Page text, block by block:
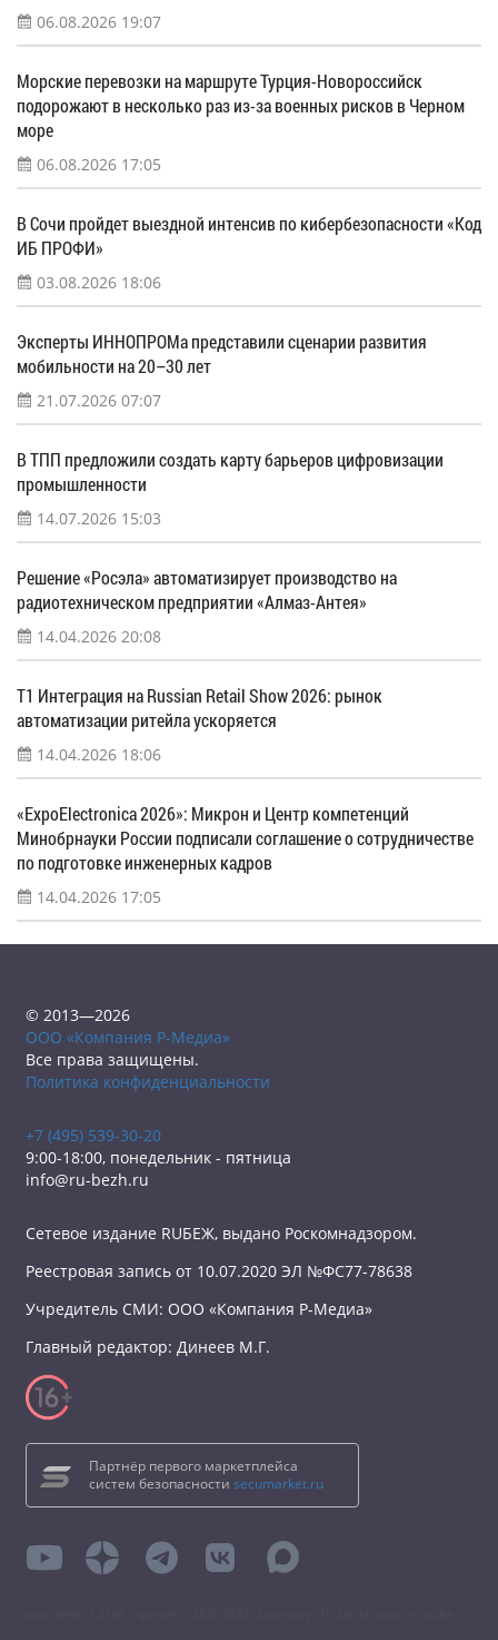
06.08.2026 19:07
Морские перевозки на маршруте Турция-Новороссийск
подорожают в несколько раз из-за военных рисков в Черном
море
06.08.2026 17:05
В Сочи пройдет выездной интенсив по кибербезопасности «Код
ИБ ПРОФИ»
03.08.2026 18:06
Эксперты ИННОПРОМа представили сценарии развития
мобильности на 20–30 лет
21.07.2026 07:07
В ТПП предложили создать карту барьеров цифровизации
промышленности
14.07.2026 15:03
Решение «Росэла» автоматизирует производство на
радиотехническом предприятии «Алмаз-Антея»
14.04.2026 20:08
Т1 Интеграция на Russian Retail Show 2026: рынок
автоматизации ритейла ускоряется
14.04.2026 18:06
«ExpoElectronica 2026»: Микрон и Центр компетенций
Минобрнауки России подписали соглашение о сотрудничестве
по подготовке инженерных кадров
14.04.2026 17:05
© 2013—2026
ООО «Компания Р-Медиа»
Все права защищены.
Политика конфиденциальности
+7 (495) 539-30-20
9:00-18:00, понедельник - пятница
info@ru-bezh.ru
Сетевое издание RUБЕЖ, выдано Роскомнадзором.
Реестровая запись от 10.07.2020 ЭЛ №ФС77-78638
Учредитель СМИ: ООО «Компания Р-Медиа»
Главный редактор: Динеев М.Г.
Партнёр первого маркетплейса
систем безопасности secumarket.ru